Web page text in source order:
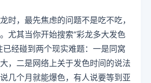
时，最先焦虑的问题不是吃不吃，
尤其当你开始搜索“彩龙多大发色
已经碰到两个现实难题：一是同窝
，二是网络上关于发色时间的说法
几个月就能爆色，有人说要等到亚